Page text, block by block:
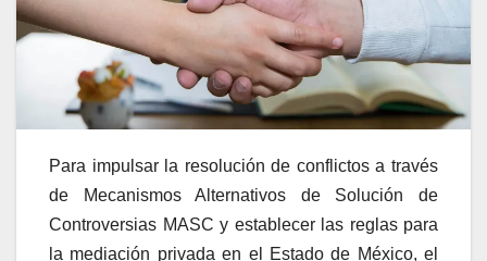
Para impulsar la resolución de conflictos a través
de Mecanismos Alternativos de Solución de
Controversias MASC y establecer las reglas para
la mediación privada en el Estado de México, el